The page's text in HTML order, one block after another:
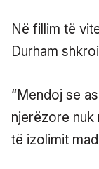
Në fillim të
Durham
“Mendoj se
njerëzore nuk
të izolimit